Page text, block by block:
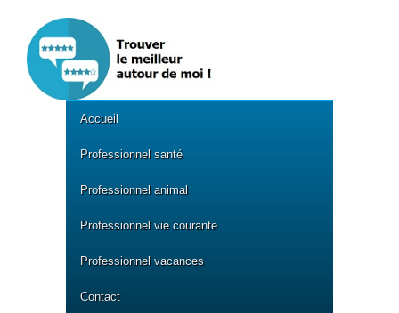
Accueil
Professionnel santé
Professionnel animal
Professionnel vie courante
Professionnel vacances
Contact